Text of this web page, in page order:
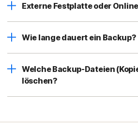
Externe Festplatte oder
Wie lange dauert ein Backup?
Welche Backup-Dateien
löschen?